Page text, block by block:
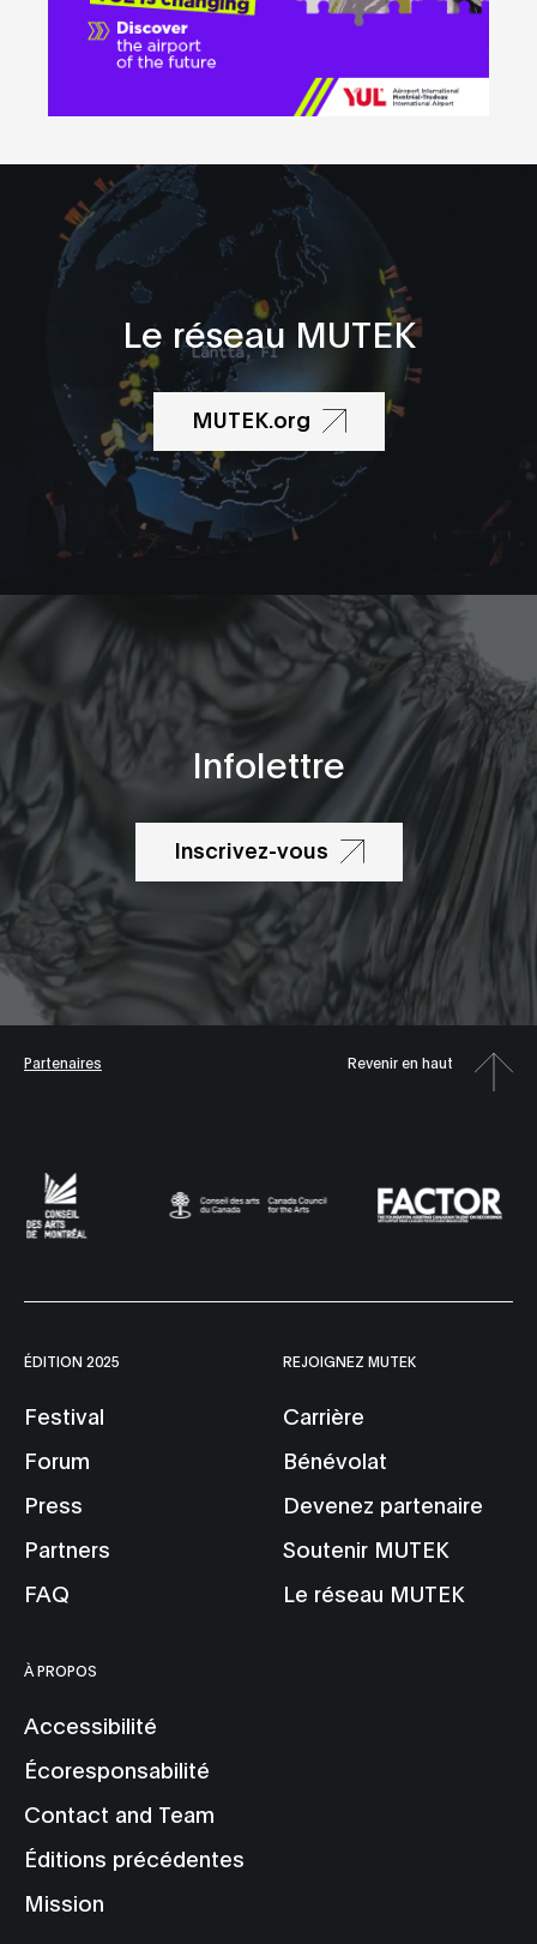
Le réseau MUTEK
MUTEK.org
Infolettre
Inscrivez-vous
Partenaires Revenir en haut
ÉDITION 2025
Festival
Forum
Press
Partners
FAQ
REJOIGNEZ MUTEK
Carrière
Bénévolat
Devenez partenaire
Soutenir MUTEK
Le réseau MUTEK
À PROPOS
Accessibilité
Écoresponsabilité
Contact and Team
Éditions précédentes
Mission